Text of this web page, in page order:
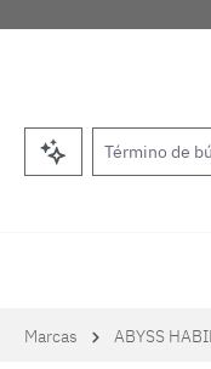
al contenido
Saltar a la búsqueda
Saltar a la
Marcas ABYSS